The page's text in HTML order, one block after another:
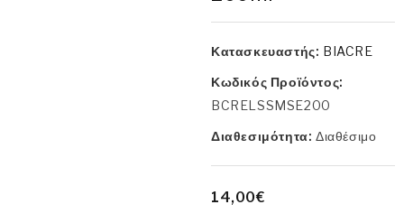
Κατασκευαστής: BIACRE
Κωδικός Προϊόντος:
BCRELSSMSE200
Διαθεσιμότητα: Διαθέσιμο
14,00€